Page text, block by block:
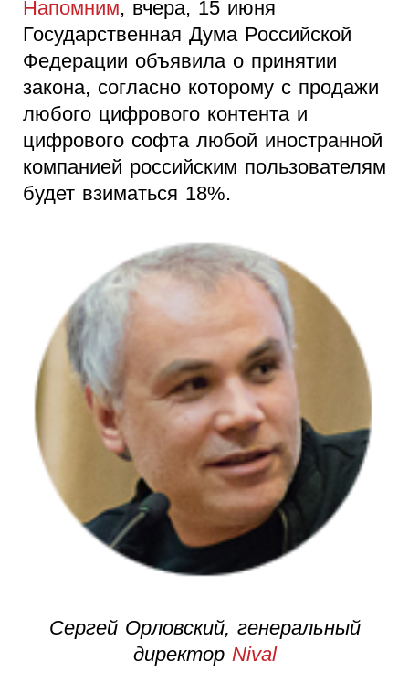
Напомним, вчера, 15 июня
Государственная Дума Российской
Федерации объявила о принятии
закона, согласно которому с продажи
любого цифрового контента и
цифрового софта любой иностранной
компанией российским пользователям
будет взиматься 18%.
Сергей Орловский, генеральный
директор Nival